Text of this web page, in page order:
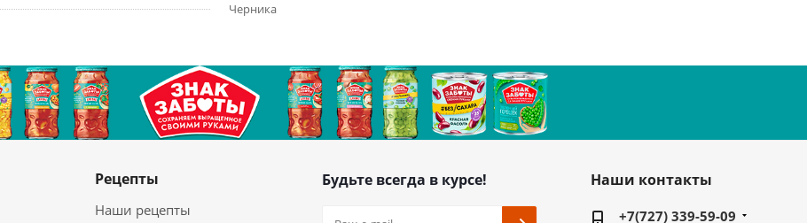
Черника
Рецепты
Наши рецепты
Будьте всегда в курсе! Наши контакты
+7(727) 339-59-09